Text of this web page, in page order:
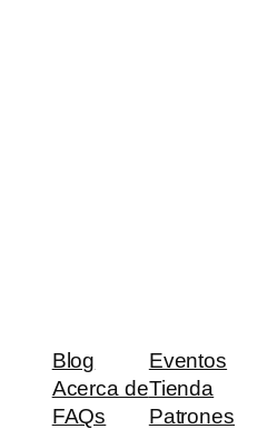
Blog
Acerca de
FAQs
Eventos
Tienda
Patrones